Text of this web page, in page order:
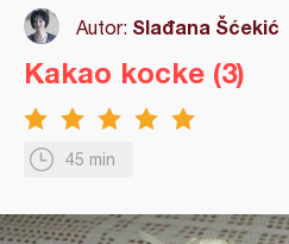
Autor: Slađana Šćekić
45 min
Kakao kocke (3)